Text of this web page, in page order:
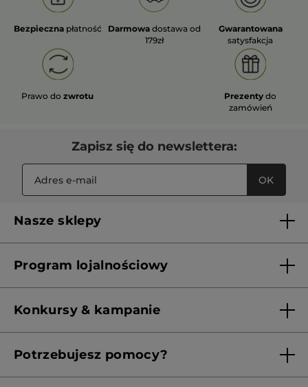
Bezpieczna płatność Darmowa dostawa od
179zł
Gwarantowana
satysfakcja
Prawo dozwrotu Prezenty do
zamówień
Zapisz się do newslettera:
OK
Nasze sklepy
Franczyza
Program lojalnościowy
Konkursy & kampanie
Potrzebujesz pomocy?